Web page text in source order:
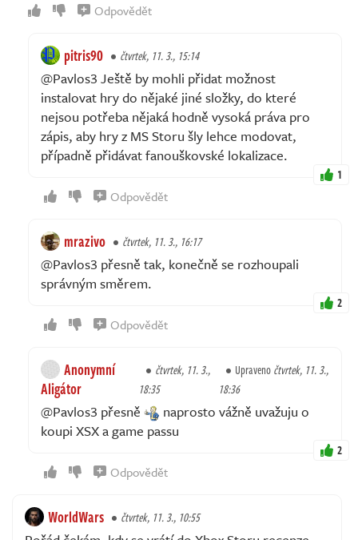
Odpovědět
pitris90 čtvrtek, 11. 3., 15:14
@Pavlos3 Ještě by mohli přidat možnost
instalovat hry do nějaké jiné složky, do které
nejsou potřeba nějaká hodně vysoká práva pro
zápis, aby hry z MS Storu šly lehce modovat,
případně přidávat fanouškovské lokalizace.
1
Odpovědět
mrazivo čtvrtek, 11. 3., 16:17
@Pavlos3 přesně tak, konečně se rozhoupali
správným směrem.
2
Odpovědět
Anonymní
Aligátor
čtvrtek, 11. 3.,
18:35
Upravenočtvrtek, 11. 3.,
18:36
@Pavlos3 přesně
naprosto vážně uvažuju o
koupi XSX a game passu
2
Odpovědět
WorldWars čtvrtek, 11. 3., 10:55